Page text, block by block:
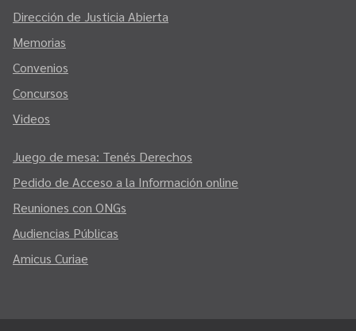
Dirección de Justicia Abierta
Memorias
Convenios
Concursos
Videos
Juego de mesa: Tenés Derechos
Pedido de Acceso a la Información online
Reuniones con ONGs
Audiencias Públicas
Amicus Curiae